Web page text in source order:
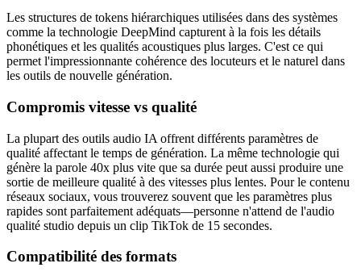
Les structures de tokens hiérarchiques utilisées dans des systèmes
comme la technologie DeepMind capturent à la fois les détails
phonétiques et les qualités acoustiques plus larges. C'est ce qui
permet l'impressionnante cohérence des locuteurs et le naturel dans
les outils de nouvelle génération.
Compromis vitesse vs qualité
La plupart des outils audio IA offrent différents paramètres de
qualité affectant le temps de génération. La même technologie qui
génère la parole 40x plus vite que sa durée peut aussi produire une
sortie de meilleure qualité à des vitesses plus lentes. Pour le contenu
réseaux sociaux, vous trouverez souvent que les paramètres plus
rapides sont parfaitement adéquats—personne n'attend de l'audio
qualité studio depuis un clip TikTok de 15 secondes.
Compatibilité des formats